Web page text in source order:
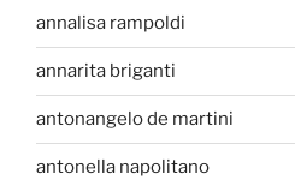
annalisa rampoldi
annarita briganti
antonangelo de martini
antonella napolitano